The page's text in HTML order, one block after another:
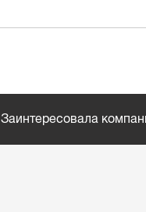
Заинтересовала